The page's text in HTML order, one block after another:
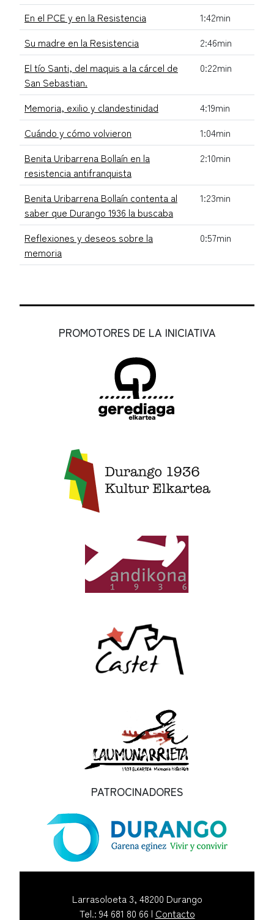
En el PCE y en la Resistencia
1:42min
Su madre en la Resistencia
2:46min
El tío Santi, del maquis a la cárcel de
San Sebastian.
0:22min
Memoria, exilio y clandestinidad
4:19min
Cuándo y cómo volvieron
1:04min
Benita Uribarrena Bollaín en la
resistencia antifranquista
2:10min
Benita Uribarrena Bollaín contenta al
saber que Durango 1936 la buscaba
1:23min
Reflexiones y deseos sobre la
memoria
0:57min
PROMOTORES DE LA INICIATIVA
PATROCINADORES
Larrasoloeta 3, 48200 Durango
Tel.: 94 681 80 66 | Contacto